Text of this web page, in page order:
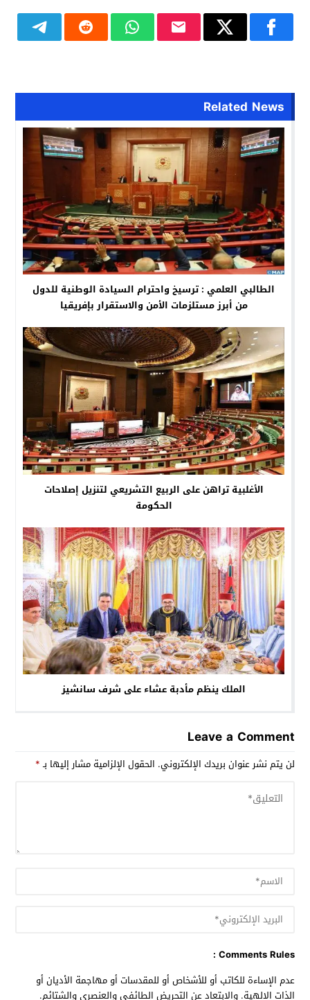
Related News
الطالبي العلمي : ترسيخ واحترام السيادة الوطنية للدول
من أبرز مستلزمات الأمن والاستقرار بإفريقيا
الأغلبية تراهن على الربيع التشريعي لتنزيل إصلاحات
الحكومة
الملك ينظم مأدبة عشاء على شرف سانشيز
Leave a Comment
لن يتم نشر عنوان بريدك الإلكتروني. الحقول الإلزامية مشار إليها بـ*
Comments Rules :
عدم الإساءة للكاتب أو للأشخاص أو للمقدسات أو مهاجمة الأديان أو
الذات الالهية. والابتعاد عن التحريض الطائفي والعنصري والشتائم.